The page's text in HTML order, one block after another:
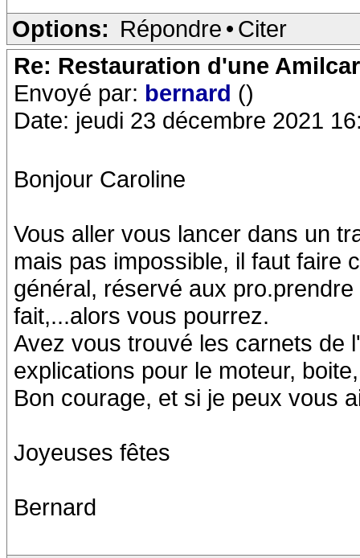
Options: Répondre • Citer
Re: Restauration d'une
Envoyé par: bernard ()
Date: jeudi 23 décembre 2021
Bonjour Caroline
Vous aller vous lancer dans un
mais pas impossible, il faut faire
général, réservé aux
fait,...alors vous pourrez.
Avez vous trouvé les carnets de
explications pour le moteur,
Bon courage, et si je peux vous
Joyeuses fêtes
Bernard